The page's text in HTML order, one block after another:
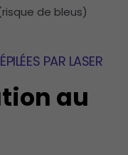
de bleus)
PAR LASER
au